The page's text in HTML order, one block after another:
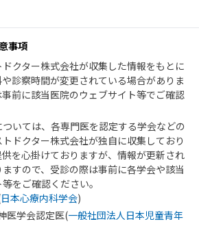
事項
クター株式会社が収集した情報をもとに
診察時間が変更されている場合がありま
前に該当医院のウェブサイト等でご確認
いては、各専門医を認定する学会などの
ドクター株式会社が独自に収集しており
を心掛けておりますが、情報が更新され
すので、受診の際は事前に各学会や該当
をご確認ください。
日本心療内科学会)
医学会認定医(一般社団法人日本児童青年